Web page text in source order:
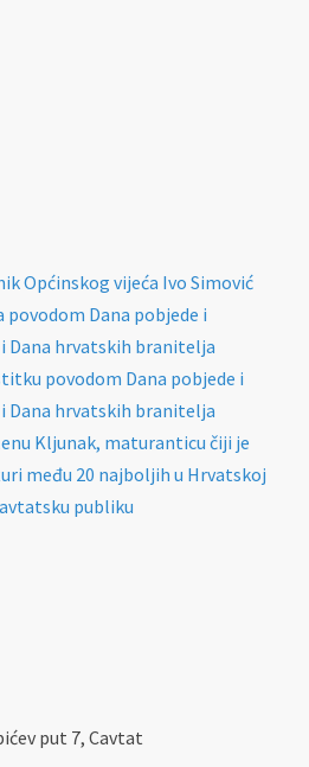
Općinskog vijeća Ivo Simović
Dana pobjede i
Dana hrvatskih branitelja
povodom Dana pobjede i
Dana hrvatskih branitelja
Kljunak, maturanticu čiji je
među 20 najboljih u Hrvatskoj
publiku
put 7, Cavtat